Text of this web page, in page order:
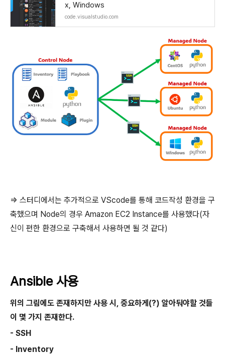
x, Windows
code.visualstudio.com
=> 스터디에서는 추가적으로 VScode를 통해 코드작성 환경을 구
축했으며 Node의 경우 Amazon EC2 Instance를 사용했다(자
신이 편한 환경으로 구축해서 사용하면 될 것 같다)
Ansible 사용
위의 그림에도 존재하지만 사용 시, 중요하게(?) 알아둬야할 것들
이 몇 가지 존재한다.
- SSH
- Inventory